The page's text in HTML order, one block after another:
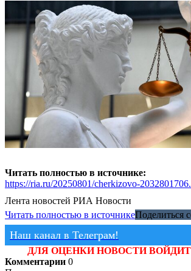
Читать полностью в источнике:
https://ria.ru/20250801/cherkizovo-
Лента новостей РИА Новости
Читать полностью в источникеПоделиться
Наш канал в Телеграм!
ДЛЯ ОЦЕНКИ НОВОСТИ
Комментарии 0